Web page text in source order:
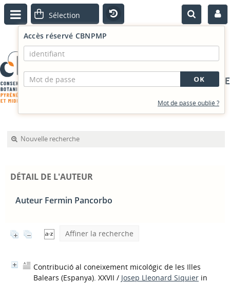
PORTAIL DOCUMENTAIRE
Accès réservé CBNPMP
Mot de passe oublié ?
Nouvelle recherche
DÉTAIL DE L'AUTEUR
Auteur Fermin Pancorbo
Affiner la recherche
Contribució al coneixement micológic de les Illes
Balears (Espanya). XXVII / Josep Lleonard Siquier in